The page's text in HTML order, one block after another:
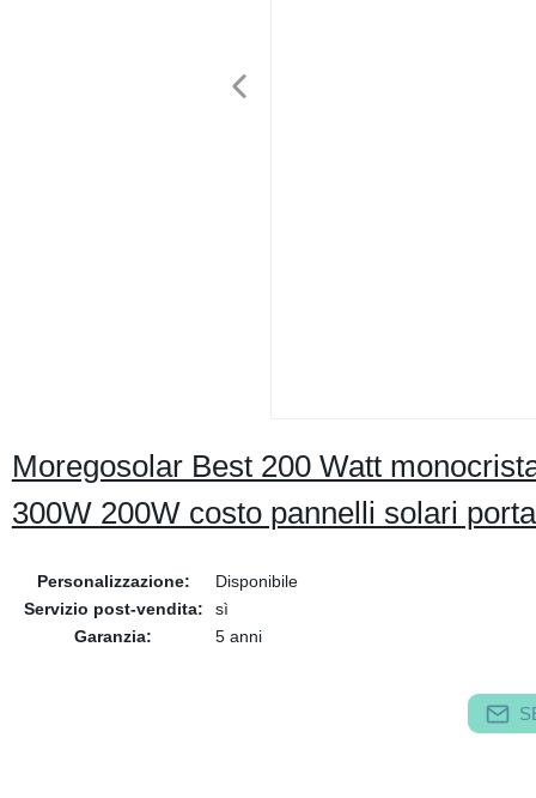
Moregosolar Best 200 Watt
300W 200W costo pannelli solari
Personalizzazione:
Disponibile
Servizio post-vendita:
sì
Garanzia:
5 anni